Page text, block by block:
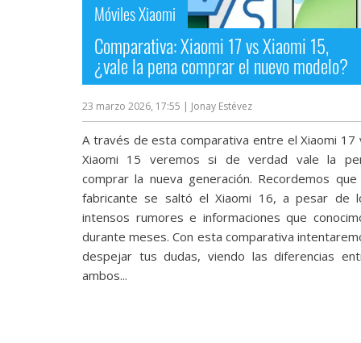
Ciberseguridad
Móviles Xiaomi
Comparativa: Xiaomi 17 vs Xiaomi 15,
¿vale la pena comprar el nuevo modelo?
23 marzo 2026, 17:55 | Jonay Estévez
A través de esta comparativa entre el Xiaomi 17
Xiaomi 15 veremos si de verdad vale la
comprar la nueva generación. Recordemos que
fabricante se saltó el Xiaomi 16, a pesar de
intensos rumores e informaciones que
durante meses. Con esta comparativa
despejar tus dudas, viendo las diferencias
ambos...